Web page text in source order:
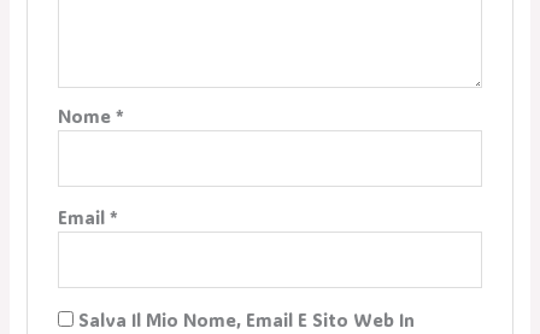
Nome *
Email *
Salva Il Mio Nome, Email E Sito Web In